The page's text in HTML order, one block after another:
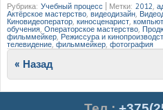
Рубрика: Учебный процесс Метки: 2012
Актёрское мастерство ,видеодизайн
Киновидеоператор киносценарист
обучения Операторское мастерство
фильммейкер ,Режиссура и
телевидение, фильммейкер фотография
Post navigation
« Назад